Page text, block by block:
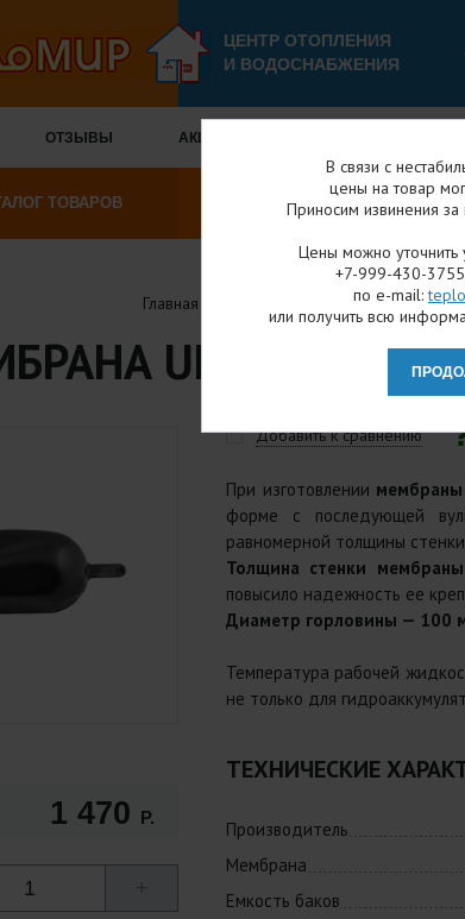
ЦЕНТР ОТОПЛЕНИЯ
И ВОДОСНАБЖЕНИЯ
ОТЗЫВЫ АКЦИИ И СКИДКИ
ТОВАРОВ
Главная Каталог товаров
UNIPUMP
1 470 Р.
+
1
Добавить к сравнению
При изготовлении мембраны
форме с последующей
равномерной толщины
Толщина стенки мембраны
повысило надежность ее
Диаметр горловины — 100
Температура рабочей
не только для
ТЕХНИЧЕСКИЕ
Производитель
Мембрана
Емкость баков
В связи с
цены на товар
Приносим извинения
Цены можно
+7-999-430-
по e-mail:
или получить всю